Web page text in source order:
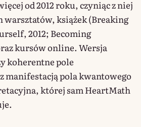
od 2012 roku, czyniąc z niej
książek (Breaking
2012; Becoming
kursów online. Wersja
koherentne pole
manifestacją pola kwantowego
której sam HeartMath